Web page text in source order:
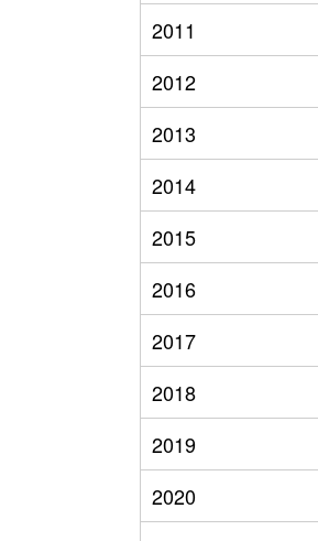
2011
2012
2013
2014
2015
2016
2017
2018
2019
2020